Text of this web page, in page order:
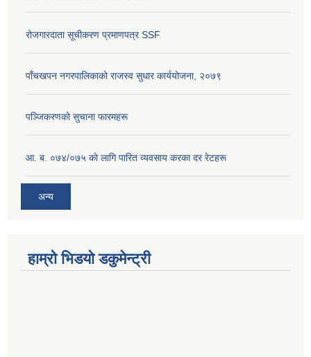
रोजगारदाता सूचीकरण प्रमाणपत्र SSF
पाँचखपन नगरपालिकाको राजस्व सुधार कार्ययोजना, २०७९
पञ्जिकरणकाे सुचाना फारमहरू
आ. ब. ०७४/०७५ काे लागि पारित व्यवसाय करका दर रेटहरू
अन्य
हाम्रो भिडयो डकुमेन्ट्री